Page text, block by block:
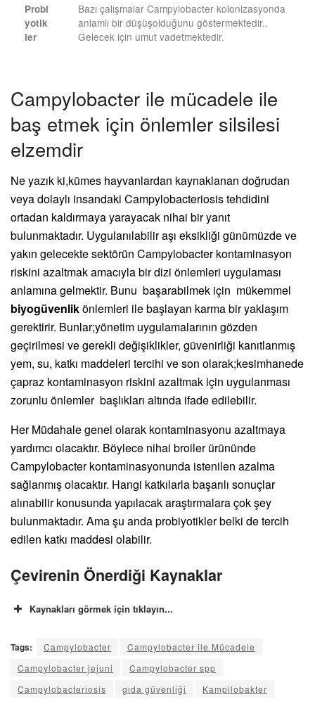
Probi
yotik
ler
Bazı çalışmalar Campylobacter kolonizasyonda
anlamlı bir düşüşolduğunu göstermektedir..
Gelecek için umut vadetmektedir.
Campylobacter ile mücadele ile
baş etmek için önlemler silsilesi
elzemdir
Ne yazık ki,kümes hayvanlardan kaynaklanan doğrudan
veya dolaylı insandaki Campylobacteriosis tehdidini
ortadan kaldırmaya yarayacak nihai bir yanıt
bulunmaktadır. Uygulanılabilir aşı eksikliği günümüzde ve
yakın gelecekte sektörün Campylobacter kontaminasyon
riskini azaltmak amacıyla bir dizi önlemleri uygulaması
anlamına gelmektir. Bunu başarabilmek için mükemmel
biyogüvenlikönlemleri ile başlayan karma bir yaklaşım
gerektirir. Bunlar;yönetim uygulamalarının gözden
geçirilmesi ve gerekli değişiklikler, güvenirliği kanıtlanmış
yem, su, katkı maddeleri tercihi ve son olarak;kesimhanede
çapraz kontaminasyon riskini azaltmak için uygulanması
zorunlu önlemler başlıkları altında ifade edilebilir.
Her Müdahale genel olarak kontaminasyonu azaltmaya
yardımcı olacaktır. Böylece nihai broiler ürününde
Campylobacter kontaminasyonunda istenilen azalma
sağlanmış olacaktır. Hangi katkılarla başarılı sonuçlar
alınabilir konusunda yapılacak araştırmalara çok şey
bulunmaktadır. Ama şu anda probiyotikler belki de tercih
edilen katkı maddesi olabilir.
Çevirenin Önerdiği Kaynaklar
Kaynakları görmek için tıklayın...
Tags: Campylobacter
Campylobacter ile Mücadele
Campylobacter jejuni
Campylobacter spp
Campylobacteriosis
gıda güvenliği Kampilobakter